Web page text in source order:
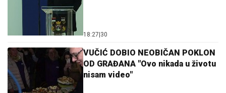
18:27 30
VUČIĆ DOBIO NEOBIČAN POKLON
OD GRAĐANA "Ovo nikada u životu
nisam video"